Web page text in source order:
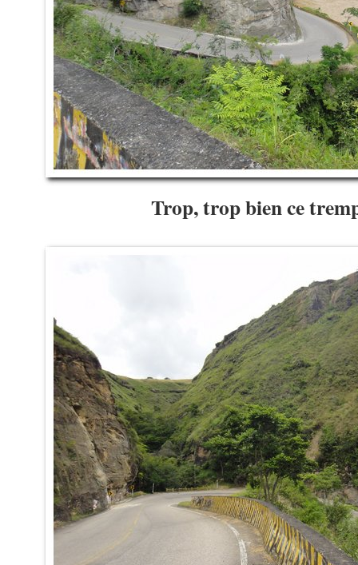
Trop, trop bien ce